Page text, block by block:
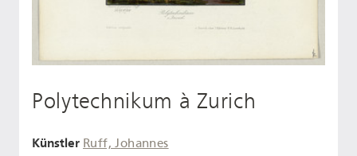
Polytechnikum à Zurich
Künstler Ruff, Johannes